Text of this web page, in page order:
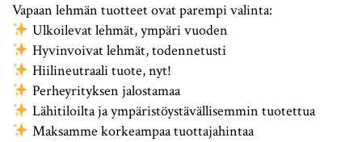
Vapaan lehmän tuotteet ovat parempi valinta:
Ulkoilevat lehmät, ympäri vuoden
Hyvinvoivat lehmät, todennetusti
Hiilineutraali tuote, nyt!
Perheyrityksen jalostamaa
Lähitiloilta ja ympäristöystävällisemmin tuotettua
Maksamme korkeampaa tuottajahintaa